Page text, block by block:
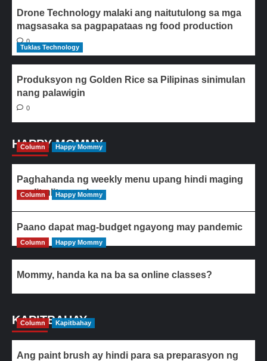
Drone Technology malaki ang naitutulong sa mga
magsasaka sa pagpapataas ng food production
0
Tuklas Technology
Produksyon ng Golden Rice sa Pilipinas sinimulan
nang palawigin
0
HAPPY MOMMY
Column Happy Mommy
Paghahanda ng weekly menu upang hindi maging
paulit-ulit ang ulam
Column Happy Mommy
Paano dapat mag-budget ngayong may pandemic
Column Happy Mommy
Mommy, handa ka na ba sa online classes?
KAPITBAHAY
Column Kapitbahay
Ang paint brush ay hindi para sa preparasyon ng